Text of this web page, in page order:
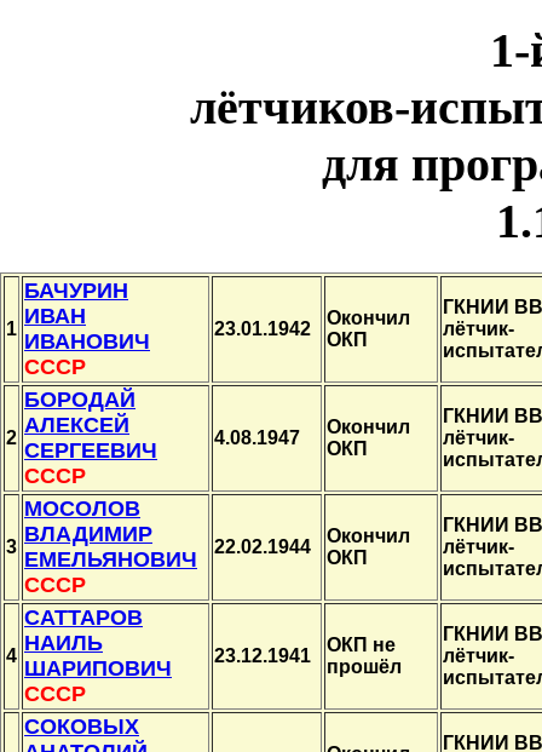
лётчиков-
для
1
БАЧУРИН
ИВАН
ИВАНОВИЧ
СССР
23.01.1942
Окончил
ОКП
ГКНИИ
лётчик-
2
БОРОДАЙ
АЛЕКСЕЙ
СЕРГЕЕВИЧ
СССР
4.08.1947
Окончил
ОКП
ГКНИИ
лётчик-
3
МОСОЛОВ
ВЛАДИМИР
ЕМЕЛЬЯНОВИЧ
СССР
22.02.1944
Окончил
ОКП
ГКНИИ
лётчик-
4
САТТАРОВ
НАИЛЬ
ШАРИПОВИЧ
СССР
23.12.1941
ОКП не
прошёл
ГКНИИ
лётчик-
СОКОВЫХ
ГКНИИ